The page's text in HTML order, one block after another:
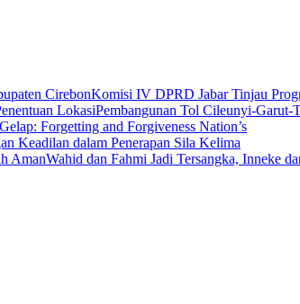
Komisi IV DPRD Jabar Tinjau
Pembangunan Tol Cileunyi-
Forgetting and Forgiveness Nation’s
Keadilan dalam Penerapan Sila Kelima
Wahid dan Fahmi Jadi Tersangka, Inneke